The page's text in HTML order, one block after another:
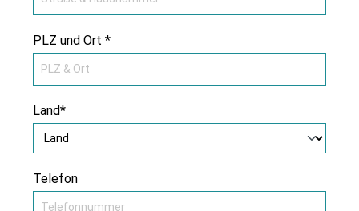
PLZ und Ort *
Land*
Telefon